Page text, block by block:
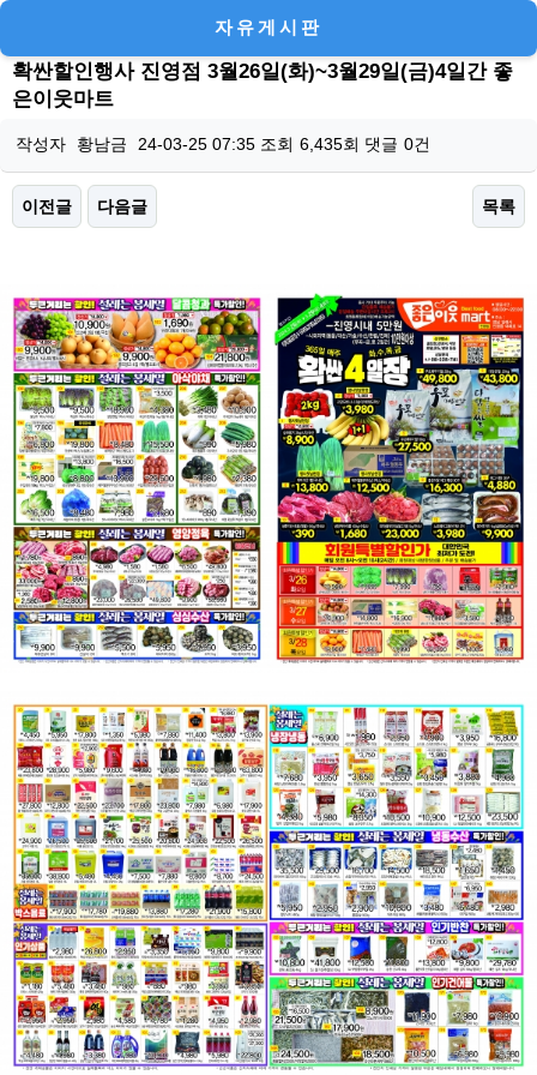
자유게시판
확싼할인행사 진영점 3월26일(화)~3월29일(금)4일간 좋
은이웃마트
작성자 황남금 24-03-25 07:35조회 6,435회 댓글 0건
이전글 다음글 목록
본문